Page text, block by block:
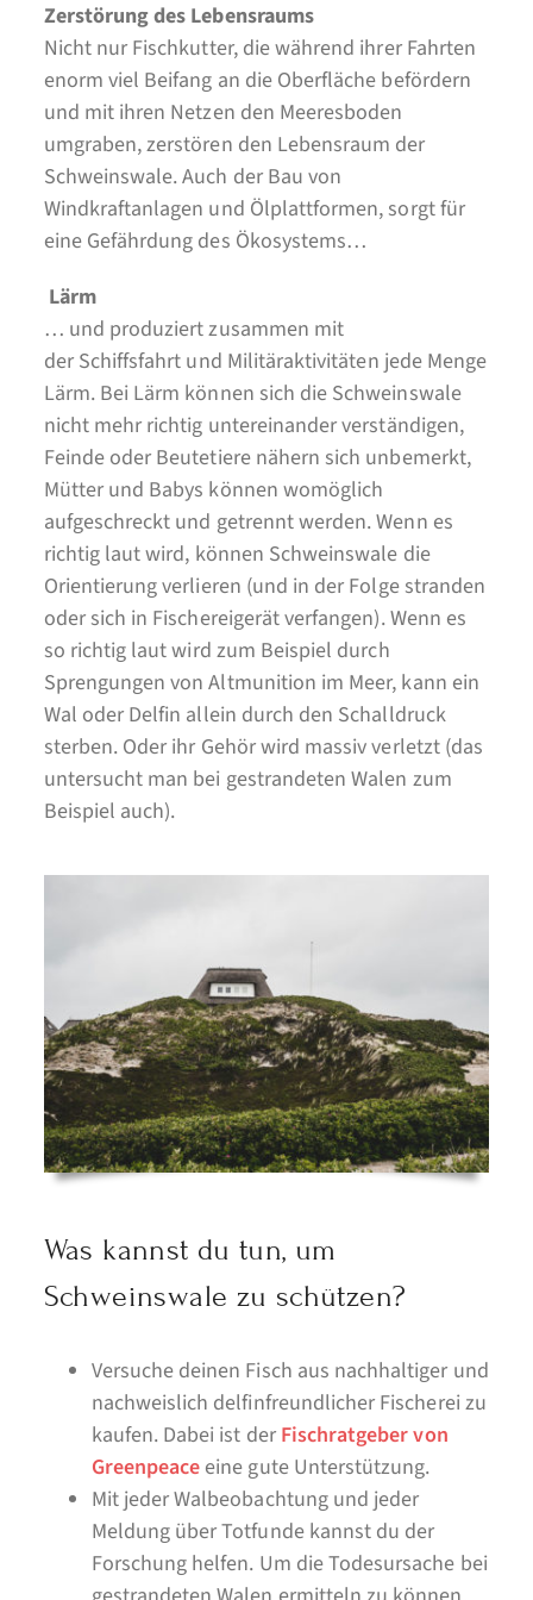
Zerstörung des Lebensraums
Nicht nur Fischkutter, die während ihrer Fahrten
enorm viel Beifang an die Oberfläche befördern
und mit ihren Netzen den Meeresboden
umgraben, zerstören den Lebensraum der
Schweinswale. Auch der Bau von
Windkraftanlagen und Ölplattformen, sorgt für
eine Gefährdung des Ökosystems…
Lärm
… und produziert zusammen mit
der Schiffsfahrt und Militäraktivitäten jede Menge
Lärm. Bei Lärm können sich die Schweinswale
nicht mehr richtig untereinander verständigen,
Feinde oder Beutetiere nähern sich unbemerkt,
Mütter und Babys können womöglich
aufgeschreckt und getrennt werden. Wenn es
richtig laut wird, können Schweinswale die
Orientierung verlieren (und in der Folge stranden
oder sich in Fischereigerät verfangen). Wenn es
so richtig laut wird zum Beispiel durch
Sprengungen von Altmunition im Meer, kann ein
Wal oder Delfin allein durch den Schalldruck
sterben. Oder ihr Gehör wird massiv verletzt (das
untersucht man bei gestrandeten Walen zum
Beispiel auch).
Was kannst du tun, um
Schweinswale zu schützen?
Versuche deinen Fisch aus nachhaltiger und
nachweislich delfinfreundlicher Fischerei zu
kaufen. Dabei ist der Fischratgeber von
Greenpeace eine gute Unterstützung.
Mit jeder Walbeobachtung und jeder
Meldung über Totfunde kannst du der
Forschung helfen. Um die Todesursache bei